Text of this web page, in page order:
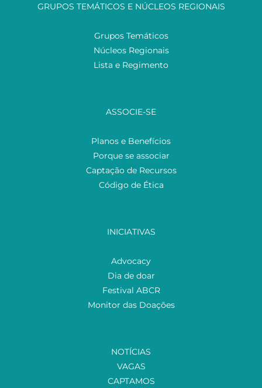
GRUPOS TEMÁTICOS E NÚCLEOS REGIONAIS
Grupos Temáticos
Núcleos Regionais
Lista e Regimento
ASSOCIE-SE
Planos e Benefícios
Porque se associar
Captação de Recursos
Código de Ética
INICIATIVAS
Advocacy
Dia de doar
Festival ABCR
Monitor das Doações
NOTÍCIAS
VAGAS
CAPTAMOS